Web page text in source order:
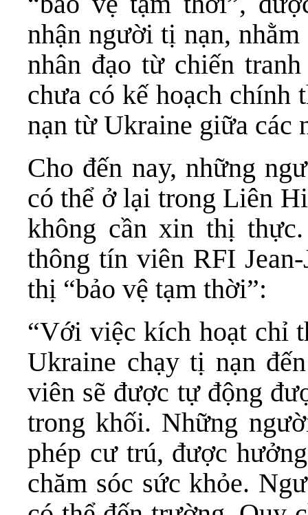
nhận người tị nạn,
nhân đạo từ chiến
chưa có kế hoạch
nạn từ Ukraine giữa các
Cho đến nay, những
có thể ở lại trong Liên
không cần xin thị
thông tín viên RFI
thị “bảo vệ tạm thời”:
“Với việc kích hoạt chỉ
Ukraine chạy tị nạn
viên sẽ được tự động
trong khối. Những
phép cư trú, được
chăm sóc sức khỏe.